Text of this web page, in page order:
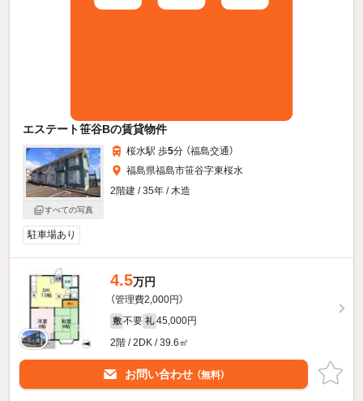
エステート笹谷Bの賃貸物件
すべての写真
桜水駅 歩5分 （福島交通）
福島県福島市笹谷字東桜水
2階建 / 35年 / 木造
駐車場あり
4.5万円
（管理費2,000円）
敷 不要 礼 45,000円
2階 / 2DK / 39.6㎡
お問い合わせ （無料）